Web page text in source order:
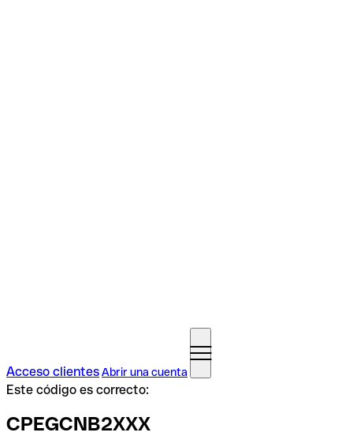
Acceso clientesAbrir una cuenta
Este código es correcto:
CPEGCNB2XXX